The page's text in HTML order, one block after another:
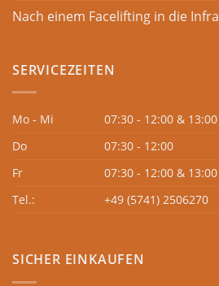
Nach einem Facelifting in die
SERVICEZEITEN
Mo - Mi
07:30 - 12:00 &
Do
07:30 - 12:00
Fr
07:30 - 12:00 &
Tel.:
+49 (5741) 2506270
SICHER EINKAUFEN